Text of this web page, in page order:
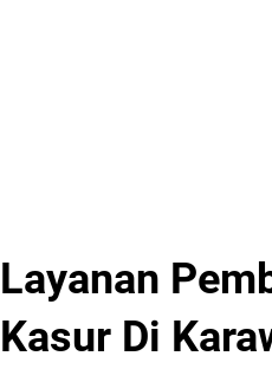
Layanan
Kasur Di